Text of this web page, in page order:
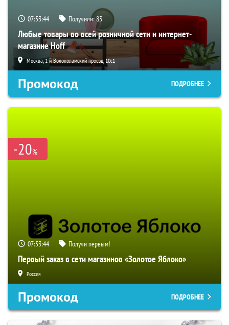
07:53:43 Получили:83
Любые товары во всей розничной сети и интернет-
магазине Hoff
Москва, 1-й Волоколамский проезд, 10с1
Промокод ПОДРОБНЕЕ
-20%
07:53:43 Получи первым!
Первый заказ в сети магазинов «Золотое Яблоко»
Россия
Промокод ПОДРОБНЕЕ